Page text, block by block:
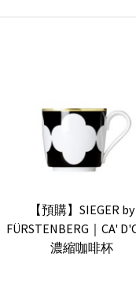
【預購】SIEGER by
FÜRSTENBERG｜CA'
濃縮咖啡杯